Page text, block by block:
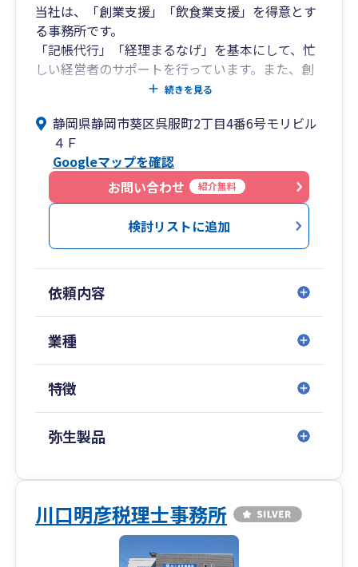
当社は、「創業支援」「飲食業支援」を得意とす
る事務所です。
「記帳代行」「経理まるなげ」を基本にして、忙
しい経営者のサポートを行っています。また、創
業融資支援、開業支援、飲食店の業績アップサポ
ています。
続きを見る
静岡県静岡市葵区呉服町2丁目4番6号モリビル
４Ｆ
Googleマップを確認
お問い合わせ
紹介無料
検討リストに追加
依頼内容
業種
特徴
弥生製品
川口明彦税理士事務所